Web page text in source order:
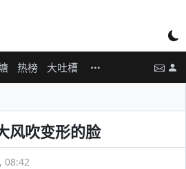
热榜 大吐槽
风吹变形的脸
08:42